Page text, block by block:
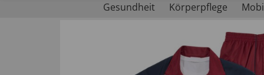
Gesundheit
Körperpflege